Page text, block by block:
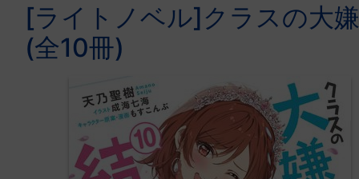
[ライトノベル]クラスの大
(全10冊)